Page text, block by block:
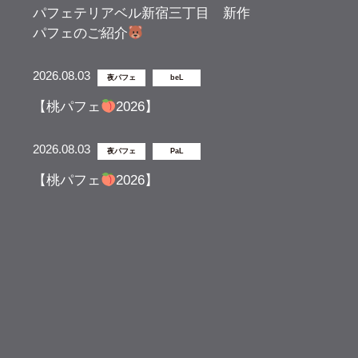
パフェテリアベル新宿三丁目 新作
パフェのご紹介
2026.08.03 夜パフェ beL
【桃パフェ 2026】
2026.08.03 夜パフェ PaL
【桃パフェ 2026】